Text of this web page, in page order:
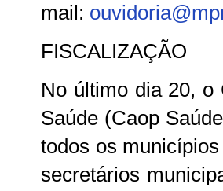
mail:
FISCALIZAÇÃO
No último dia 20, o
Saúde (Caop
todos os
secretários